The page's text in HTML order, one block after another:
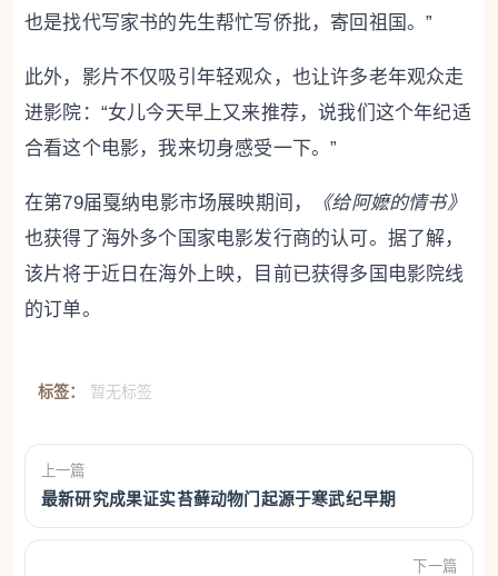
也是找代写家书的先生帮忙写侨批，寄回祖国。”
此外，影片不仅吸引年轻观众，也让许多老年观众走
进影院：“女儿今天早上又来推荐，说我们这个年纪适
合看这个电影，我来切身感受一下。”
在第79届戛纳电影市场展映期间，
《给阿嬷的情书》
也获得了海外多个国家电影发行商的认可。据了解，
该片将于近日在海外上映，目前已获得多国电影院线
的订单。
标签： 暂无标签
上一篇
最新研究成果证实苔藓动物门起源于寒武纪早期
下一篇